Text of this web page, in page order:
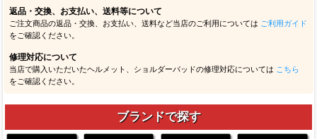
返品・交換、お支払い、送料等について
ご注文商品の返品・交換、お支払い、送料など当店のご利用については ご利用ガイド
をご確認ください。
修理対応について
当店で購入いただいたヘルメット、ショルダーパッドの修理対応については こちら
をご確認ください。
ブランドで探す